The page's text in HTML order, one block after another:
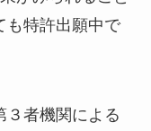
も特許出願中で
３者機関による